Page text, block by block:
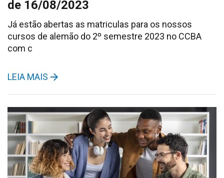
de 16/08/2023
Já estão abertas as matriculas para os nossos
cursos de alemão do 2º semestre 2023 no CCBA
com c
LEIA MAIS